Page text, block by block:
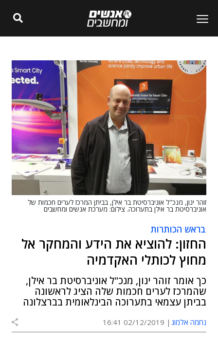
זוהר ינון, מנכ"ל אוניברסיטת בר אילן, בביתן המרכז לערים חכמות של
אוניברסיטת בר אילן בתערוכה. צילום: מערכת אנשים ומחשבים
בראש הכותרות
החזון: להוציא את הידע והמחקר אל
מחוץ לכותלי האקדמיה
כך אומר זוהר ינון, מנכ"ל אוניברסיטת בר אילן,
שהמרכז לערים חכמות שלה הציג לראשונה
בביתן עצמאי בתערוכה הבינלאומית בברצלונה
נחמה אלמוג 02/12/2019 16:41